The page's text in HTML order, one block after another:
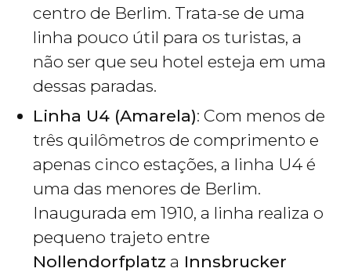
centro de Berlim. Trata-se de uma
linha pouco útil para os turistas, a
não ser que seu hotel esteja em uma
dessas paradas.
Linha U4 (Amarela): Com menos de
três quilômetros de comprimento e
apenas cinco estações, a linha U4 é
uma das menores de Berlim.
Inaugurada em 1910, a linha realiza o
pequeno trajeto entre
Nollendorfplatz a Innsbrucker